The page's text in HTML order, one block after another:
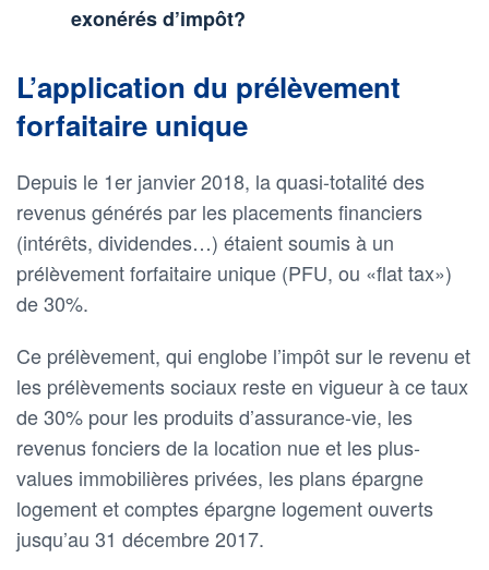
exonérés d’impôt?
L’application du prélèvement
forfaitaire unique
Depuis le 1er janvier 2018, la quasi-totalité des
revenus générés par les placements financiers
(intérêts, dividendes…) étaient soumis à un
prélèvement forfaitaire unique (PFU, ou «flat tax»)
de 30%.
Ce prélèvement, qui englobe l’impôt sur le revenu et
les prélèvements sociaux reste en vigueur à ce taux
de 30% pour les produits d’assurance-vie, les
revenus fonciers de la location nue et les plus-
values immobilières privées, les plans épargne
logement et comptes épargne logement ouverts
jusqu’au 31 décembre 2017.